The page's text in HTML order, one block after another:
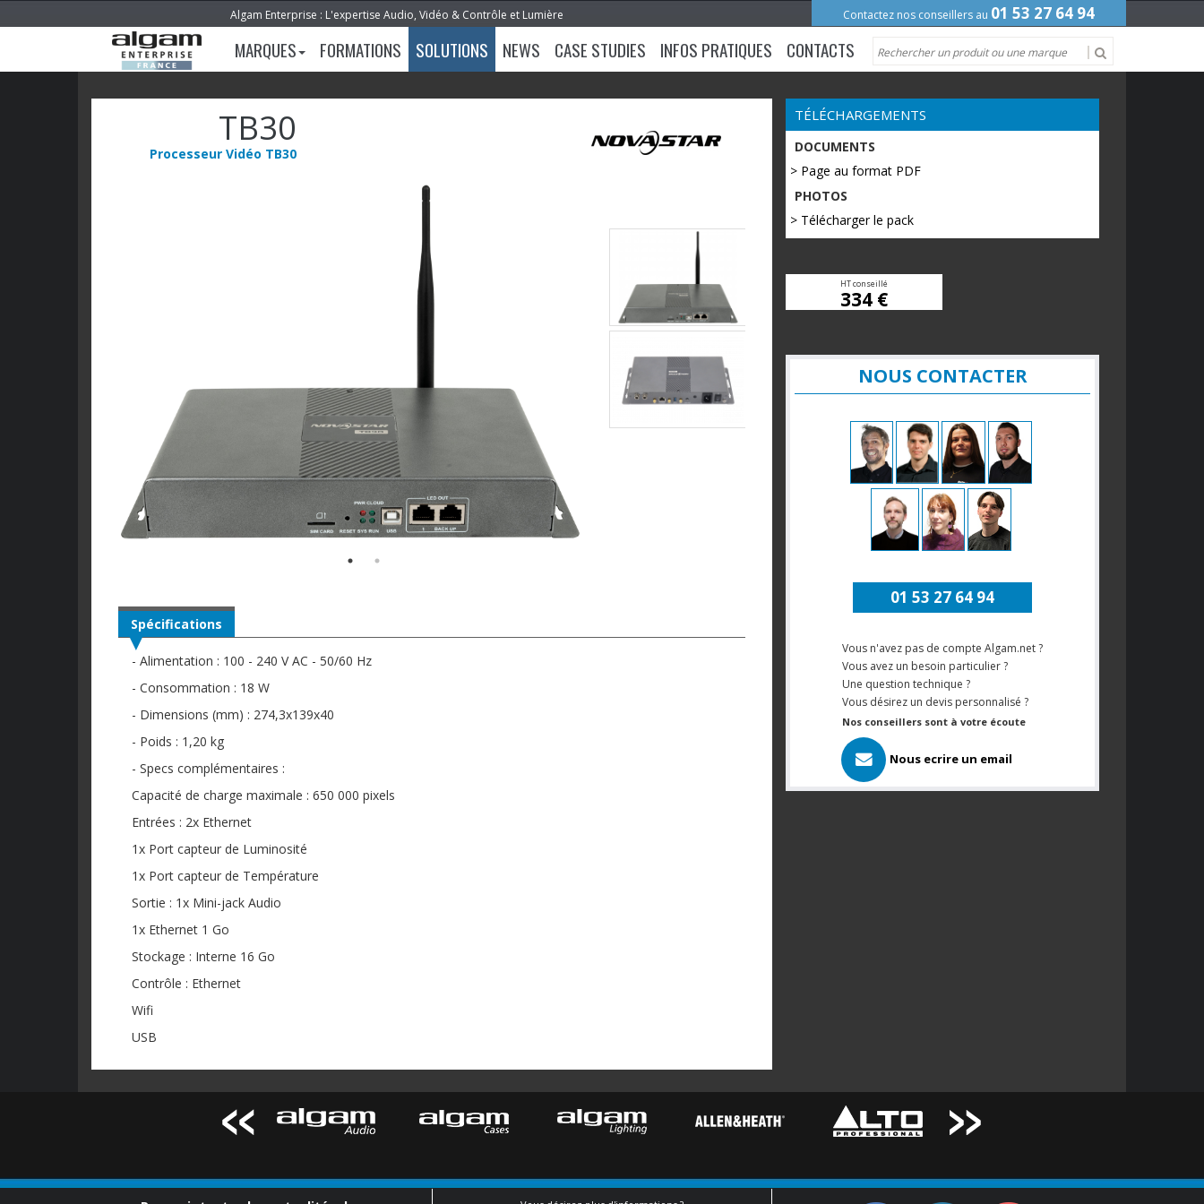
Algam Enterprise : L'expertise Audio, Vidéo & Contrôle et Lumière Contactez nos conseillers au 01 53 27 64 94
MARQUES FORMATIONS SOLUTIONS NEWS CASE STUDIES INFOS PRATIQUES CONTACTS
TB30
Processeur Vidéo TB30
Spécifications
- Alimentation : 100 - 240 V AC - 50/60 Hz
- Consommation : 18 W
- Dimensions (mm) : 274,3x139x40
- Poids : 1,20 kg
- Specs complémentaires :
Capacité de charge maximale : 650 000 pixels
Entrées : 2x Ethernet
1x Port capteur de Luminosité
1x Port capteur de Température
Sortie : 1x Mini-jack Audio
1x Ethernet 1 Go
Stockage : Interne 16 Go
Contrôle : Ethernet
Wifi
USB
TÉLÉCHARGEMENTS
DOCUMENTS
> Page au format PDF
PHOTOS
> Télécharger le pack
HT conseillé
334 €
NOUS CONTACTER
01 53 27 64 94
Vous n'avez pas de compte Algam.net ?
Vous avez un besoin particulier ?
Une question technique ?
Vous désirez un devis personnalisé ?
Nos conseillers sont à votre écoute
Nous ecrire un email